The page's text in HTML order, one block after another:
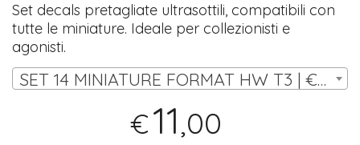
Set decals pretagliate ultrasottili, compatibili con
tutte le miniature. Ideale per collezionisti e
agonisti.
SET 14 MINIATURE FORMAT HW T3 | € 11,00
€11,00